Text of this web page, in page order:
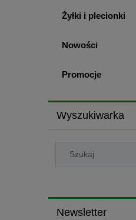
Żyłki i plecionki
Nowości
Promocje
Wyszukiwarka
Newsletter